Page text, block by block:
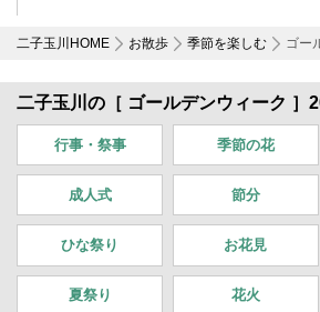
二子玉川HOME お散歩 季節を楽しむ ゴー
二子玉川の［ ゴールデンウィーク ］
行事・祭事 季節の花
成人式 節分
ひな祭り お花見
夏祭り 花火